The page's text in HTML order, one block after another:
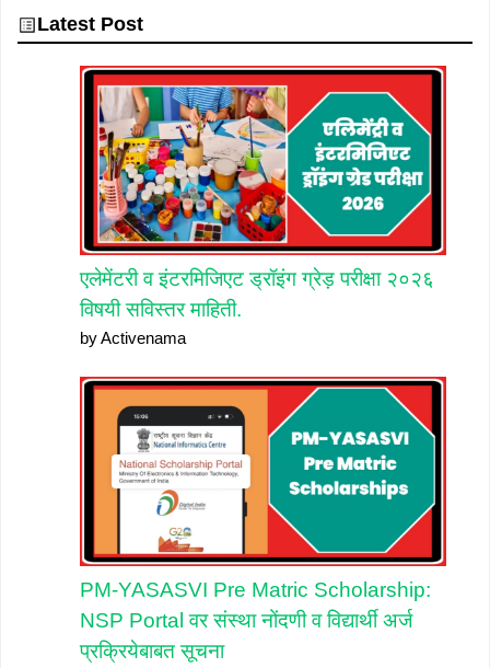
Latest Post
एलेमेंटरी व इंटरमिजिएट ड्रॉइंग ग्रेड़ परीक्षा २०२६
विषयी सविस्तर माहिती.
by Activenama
PM-YASASVI Pre Matric Scholarship:
NSP Portal वर संस्था नोंदणी व विद्यार्थी अर्ज
प्रक्रियेबाबत सूचना